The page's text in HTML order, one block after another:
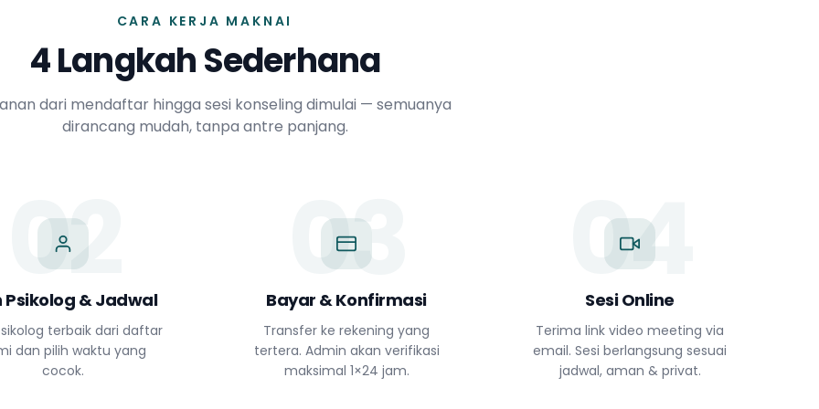
CARA KERJA MAKNAI
4 Langkah Sederhana
dari mendaftar hingga sesi konseling dimulai — semuanya
dirancang mudah, tanpa antre panjang.
02
Psikolog & Jadwal
terbaik dari daftar
dan pilih waktu yang
cocok.
03
Bayar & Konfirmasi
Transfer ke rekening yang
tertera. Admin akan verifikasi
maksimal 1×24 jam.
04
Sesi Online
Terima link video meeting via
email. Sesi berlangsung sesuai
jadwal, aman & privat.